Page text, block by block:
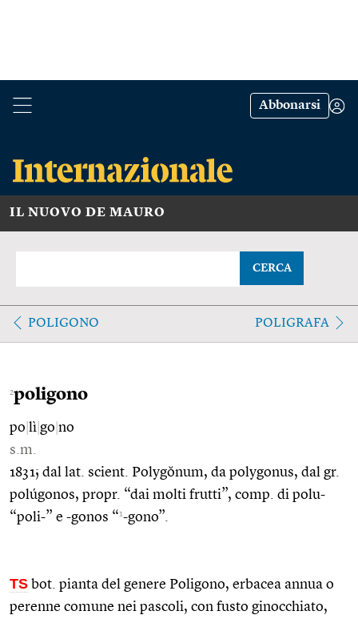
Abbonarsi
IL NUOVO DE MAURO
CERCA
POLIGONO POLIGRAFA
2poligono
po lì go no
s.m.
1831; dal lat. scient. Polygŏnum, da polygonus, dal gr.
polúgonos, propr. “dai molti frutti”, comp. di polu-
“poli-” e -gonos “1-gono”.
TS bot. pianta del genere Poligono, erbacea annua o
perenne comune nei pascoli, con fusto ginocchiato,